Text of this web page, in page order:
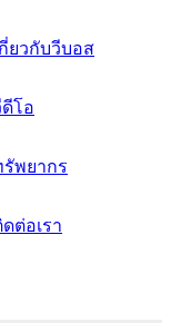
กี่ยวกับวีบอส
โอ
พยากร
ดต่อเรา